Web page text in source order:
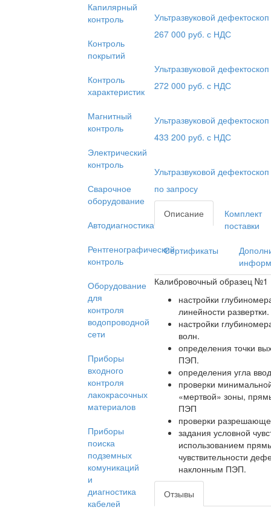
Капилярный
контроль
Контроль
покрытий
Контроль
характеристик
Магнитный
контроль
Электрический
контроль
Сварочное
оборудование
Автодиагностика
Рентгенографический
контроль
Оборудование
для
контроля
водопроводной
сети
Приборы
входного
контроля
лакокрасочных
материалов
Приборы
поиска
подземных
комуникаций
и
диагностика
кабелей
Ультразвуковой
267 000 руб. с НДС
Ультразвуковой
272 000 руб. с НДС
Ультразвуковой
433 200 руб. с НДС
Ультразвуковой
по запросу
Описание
Комплект
поставки
Сертификаты
Калибровочный образец
настройки
линейности развертки.
настройки
волн.
определения точки
ПЭП.
определения угла
проверки
«мертвой» зоны,
ПЭП
проверки
задания условной
использованием
чувствительности
наклонным ПЭП.
Отзывы